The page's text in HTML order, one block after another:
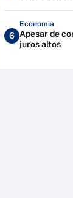
6
Economia
Apesar de
juros altos